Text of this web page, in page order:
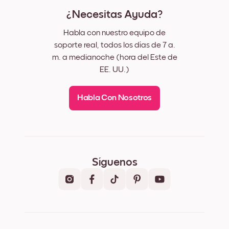
¿Necesitas Ayuda?
Habla con nuestro equipo de
soporte real, todos los días de 7 a.
m. a medianoche (hora del Este de
EE. UU.)
Habla Con Nosotros
Síguenos